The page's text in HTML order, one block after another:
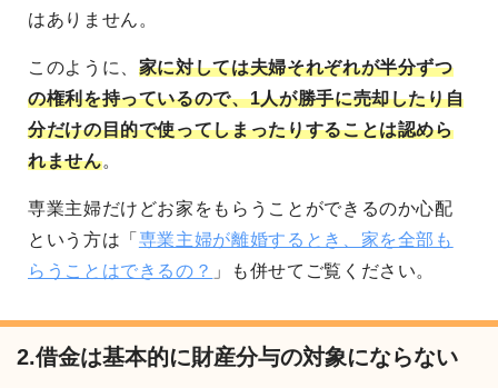
はありません。
このように、 家に対しては夫婦それぞれが半分ずつ
の権利を持っているので、1人が勝手に売却したり自
分だけの目的で使ってしまったりすることは認めら
れません。
専業主婦だけどお家をもらうことができるのか心配
という方は「 専業主婦が離婚するとき、家を全部も
らうことはできるの？ 」も併せてご覧ください。
2.借金は基本的に財産分与の対象にならない